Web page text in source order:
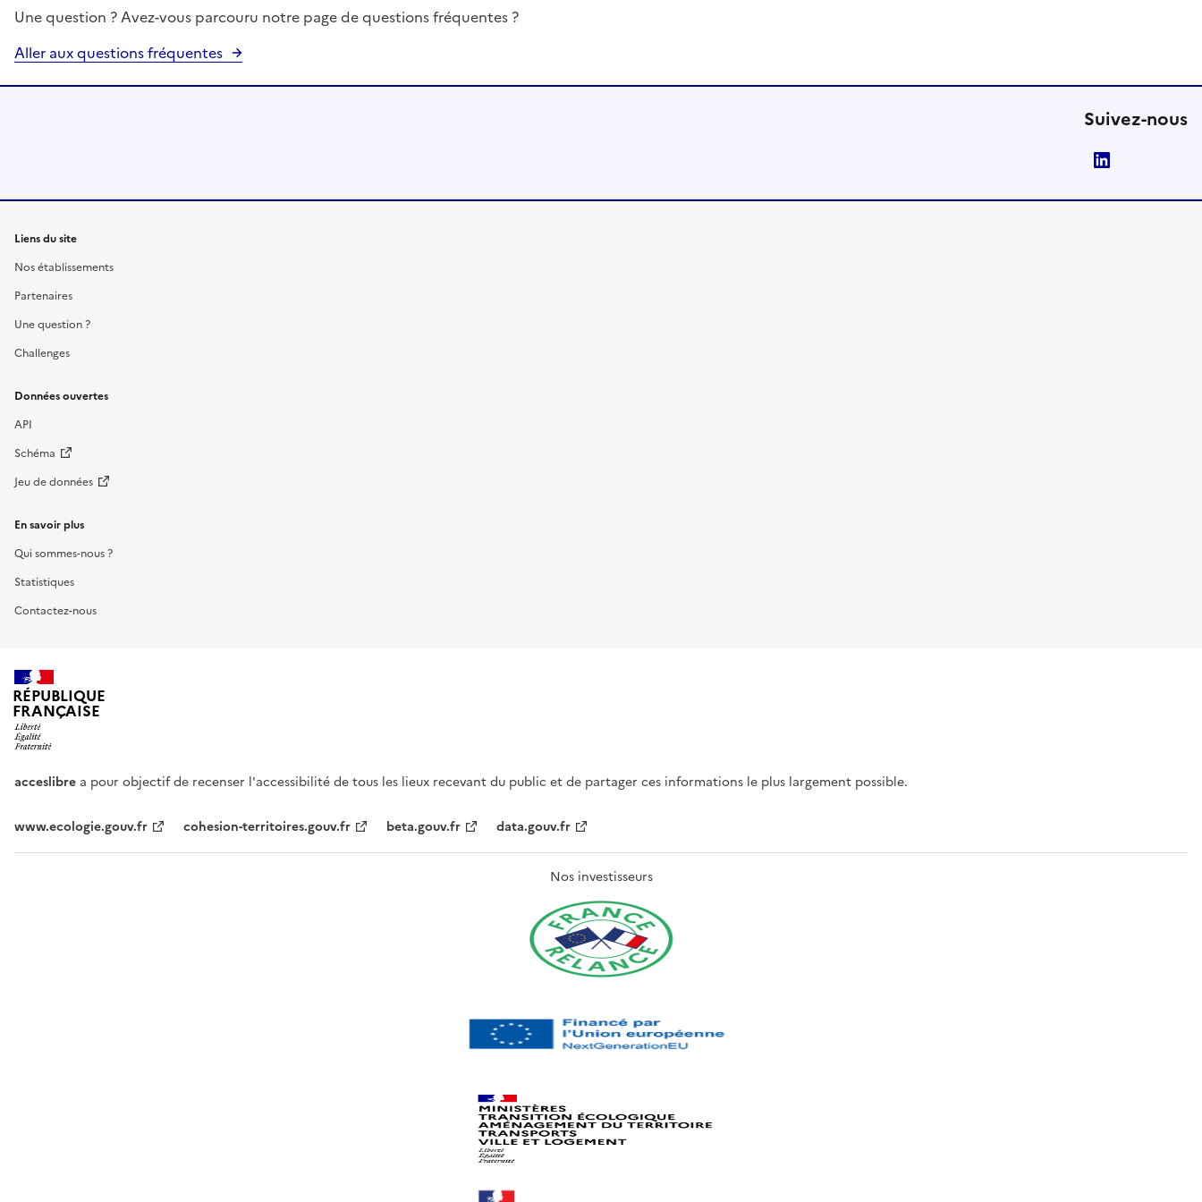
Une question ? Avez-vous parcouru notre page de questions fréquentes ?
Aller aux questions fréquentes
Suivez-nous
Liens du site
Nos établissements
Partenaires
Une question ?
Challenges
Données ouvertes
API
Schéma
Jeu de données
En savoir plus
Qui sommes-nous ?
Statistiques
Contactez-nous
RÉPUBLIQUE
FRANÇAISE
acceslibre a pour objectif de recenser l'accessibilité de tous les lieux recevant du public et de partager ces informations le plus largement possible.
www.ecologie.gouv.fr cohesion-territoires.gouv.fr beta.gouv.fr data.gouv.fr
Nos investisseurs